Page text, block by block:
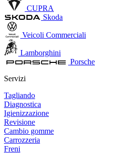
CUPRA
Skoda
Veicoli Commerciali
Lamborghini
Porsche
Servizi
Tagliando
Diagnostica
Igienizzazione
Revisione
Cambio gomme
Carrozzeria
Freni